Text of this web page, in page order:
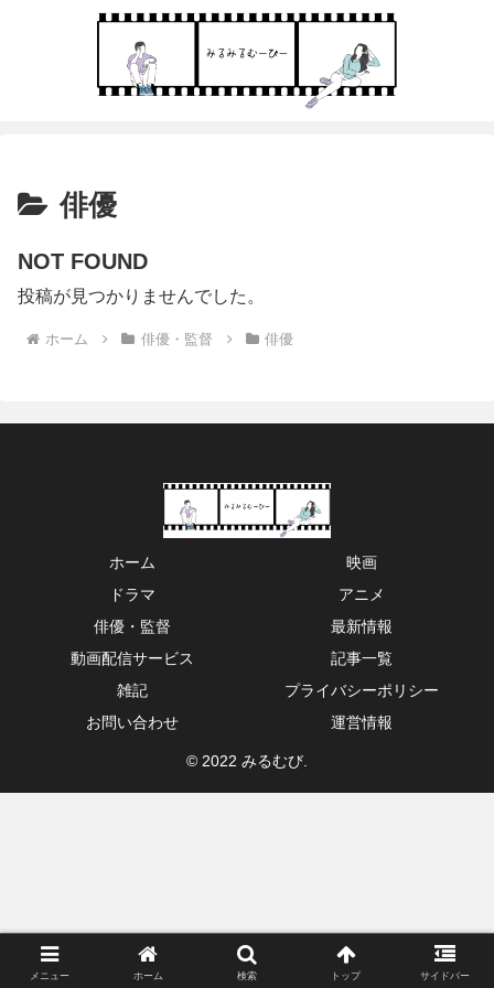
俳優
NOT FOUND
投稿が見つかりませんでした。
ホーム 俳優・監督 俳優
ホーム
映画
ドラマ
アニメ
俳優・監督
最新情報
動画配信サービス
記事一覧
雑記
プライバシーポリシー
お問い合わせ
運営情報
© 2022 みるむび.
メニュー ホーム 検索 トップ サイドバー